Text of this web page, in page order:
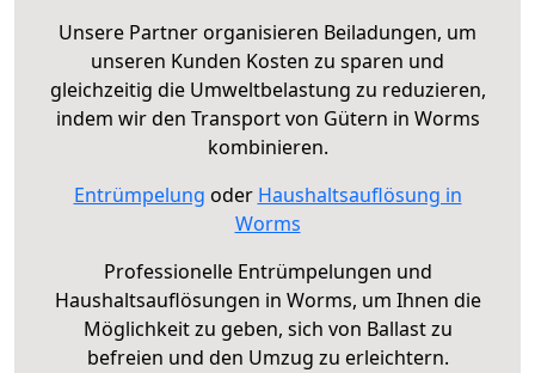
Unsere Partner organisieren Beiladungen, um
unseren Kunden Kosten zu sparen und
gleichzeitig die Umweltbelastung zu reduzieren,
indem wir den Transport von Gütern in Worms
kombinieren.
Entrümpelung oder Haushaltsauflösung in
Worms
Professionelle Entrümpelungen und
Haushaltsauflösungen in Worms, um Ihnen die
Möglichkeit zu geben, sich von Ballast zu
befreien und den Umzug zu erleichtern.